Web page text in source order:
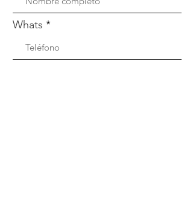
Whats